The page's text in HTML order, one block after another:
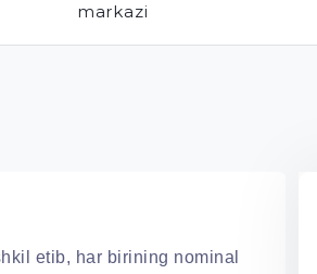
markazi
etib, har birining nominal